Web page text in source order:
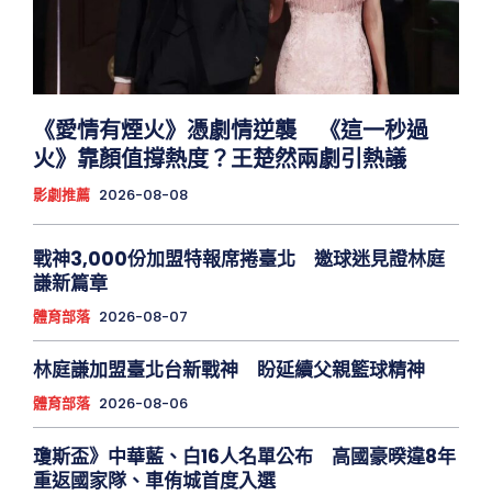
《愛情有煙火》憑劇情逆襲 《這一秒過
火》靠顏值撐熱度？王楚然兩劇引熱議
影劇推薦 2026-08-08
戰神3,000份加盟特報席捲臺北 邀球迷見證林庭
謙新篇章
體育部落 2026-08-07
林庭謙加盟臺北台新戰神 盼延續父親籃球精神
體育部落 2026-08-06
瓊斯盃》中華藍、白16人名單公布 高國豪暌違8年
重返國家隊、車侑城首度入選